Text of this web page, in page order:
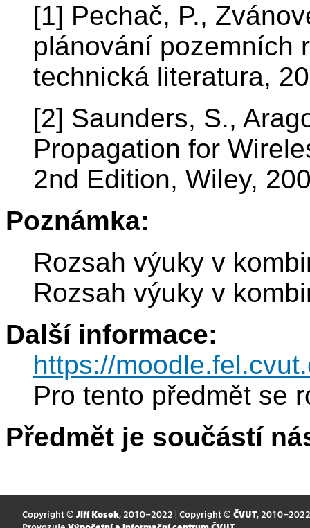
[1] Pechač, P.,
plánování pozemních
technická literatura,
[2] Saunders, S.,
Propagation for
2nd Edition, Wiley,
Poznámka:
Rozsah výuky v
Rozsah výuky v
Další informace:
https://
Pro tento předmět se
Předmět je součástí
Copyright © Jiří Kosek, 2010–2022 | Copyright © ČVUT, 2010–2022